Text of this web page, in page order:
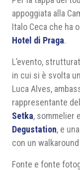
appoggiata alla
Italo Ceca che ha
Hotel di Praga.
L’evento,
in cui si è svolta
Luca Alves,
rappresentante del
Setka, sommelier
Degustation, e
con un
Fonte e fonte